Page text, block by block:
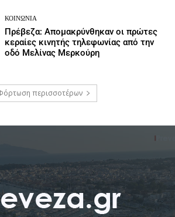
ΚΟΙΝΩΝΙΑ
Πρέβεζα: Απομακρύνθηκαν οι πρώτες
κεραίες κινητής τηλεφωνίας από την
οδό Μελίνας Μερκούρη
περισσοτέρων